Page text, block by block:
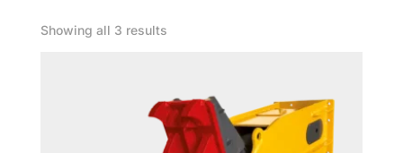
Showing all 3 results